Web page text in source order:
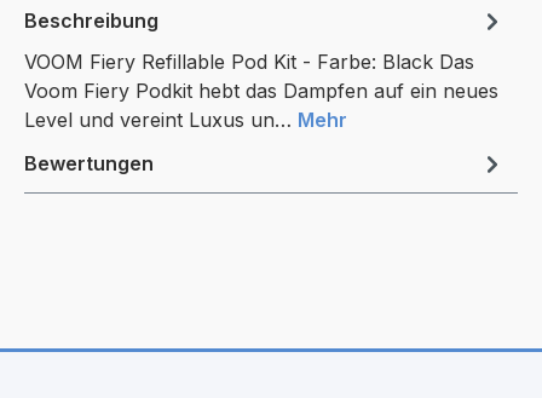
Beschreibung
VOOM Fiery Refillable Pod Kit - Farbe: Black Das
Voom Fiery Podkit hebt das Dampfen auf ein neues
Level und vereint Luxus un… Mehr
Bewertungen